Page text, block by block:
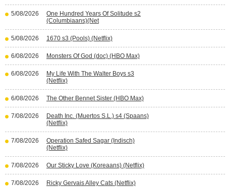
5/08/2026
One Hundred Years Of Solitude s2
(Columbiaans)(Net
5/08/2026 1670 s3 (Pools) (Netflix)
6/08/2026 Monsters Of God (doc) (HBO Max)
6/08/2026
My Life With The Walter Boys s3
(Netflix)
6/08/2026 The Other Bennet Sister (HBO Max)
7/08/2026
Death Inc. (Muertos S.L.) s4 (Spaans)
(Netflix)
7/08/2026
Operation Safed Sagar (Indisch)
(Netflix)
7/08/2026 Our Sticky Love (Koreaans) (Netflix)
7/08/2026 Ricky Gervais Alley Cats (Netflix)